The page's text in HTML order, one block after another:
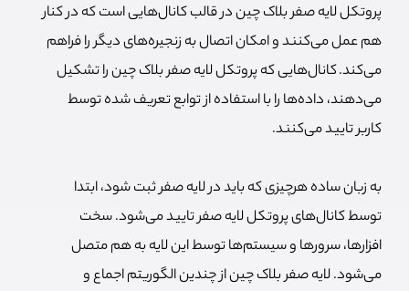
پروتکل لایه صفر بلاک چین در قالب کانال‌هایی است که در کنار
هم عمل می‌کنند و امکان اتصال به زنجیره‌های دیگر را فراهم
می‌کند. کانال‌هایی که پروتکل لایه صفر بلاک چین را تشکیل
می‌دهند، داده‌ها را با استفاده از توابع تعریف شده توسط
کاربر تایید می‌کنند.
به زبان ساده هرچیزی که باید در لایه صفر ثبت شود، ابتدا
توسط کانال‌های پروتکل لایه صفر تایید می‌شود. سخت
افزارها، سرورها و سیستم‌ها توسط این لایه به هم متصل
می‌شود. لایه صفر بلاک چین از چندین الگوریتم اجماع و